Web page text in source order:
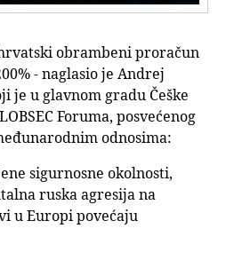
obrambeni proračun
- naglasio je Andrej
je u glavnom gradu Češke
Foruma, posvećenog
odnosima:
sigurnosne okolnosti,
ruska agresija na
u Europi povećaju